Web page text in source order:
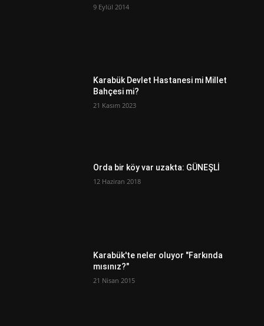
9 Eylül 2014
Karabük Devlet Hastanesi mi Millet
Bahçesi mi?
21 Kasım 2023
Orda bir köy var uzakta: GÜNEŞLİ
12 Haziran 2018
Karabük'te neler oluyor "Farkında
mısınız?"
21 Nisan 2015